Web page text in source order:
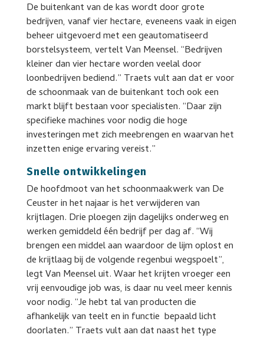
De buitenkant van de kas wordt door grote
bedrijven, vanaf vier hectare, eveneens vaak in eigen
beheer uitgevoerd met een geautomatiseerd
borstelsysteem, vertelt Van Meensel. “Bedrijven
kleiner dan vier hectare worden veelal door
loonbedrijven bediend.” Traets vult aan dat er voor
de schoonmaak van de buitenkant toch ook een
markt blijft bestaan voor specialisten. “Daar zijn
specifieke machines voor nodig die hoge
investeringen met zich meebrengen en waarvan het
inzetten enige ervaring vereist.”
Snelle ontwikkelingen
De hoofdmoot van het schoonmaakwerk van De
Ceuster in het najaar is het verwijderen van
krijtlagen. Drie ploegen zijn dagelijks onderweg en
werken gemiddeld één bedrijf per dag af. “Wij
brengen een middel aan waardoor de lijm oplost en
de krijtlaag bij de volgende regenbui wegspoelt”,
legt Van Meensel uit. Waar het krijten vroeger een
vrij eenvoudige job was, is daar nu veel meer kennis
voor nodig. “Je hebt tal van producten die
afhankelijk van teelt en in functie bepaald licht
doorlaten.” Traets vult aan dat naast het type